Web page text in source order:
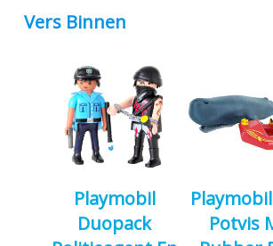
Vers Binnen
Playmobil
Duopack
Potvis